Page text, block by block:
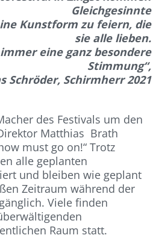
Gleichgesinnte
Kunstform zu feiern, die
sie alle lieben.
eine ganz besondere
Stimmung“,
Schröder, Schirmherr 2021
des Festivals um den
Matthias Brath
must go on!“ Trotz
alle geplanten
und bleiben wie geplant
Zeitraum während der
Viele finden
Raum statt.